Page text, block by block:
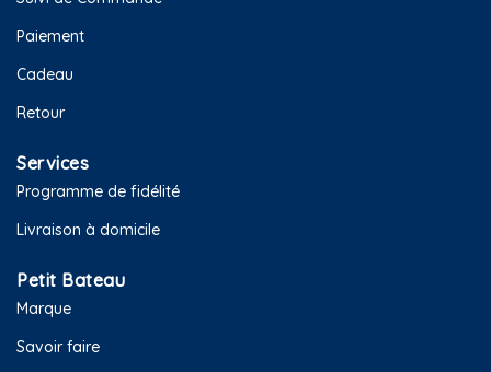
Paiement
Cadeau
Retour
Services
Programme de fidélité
Livraison à domicile
Petit Bateau
Marque
Savoir faire